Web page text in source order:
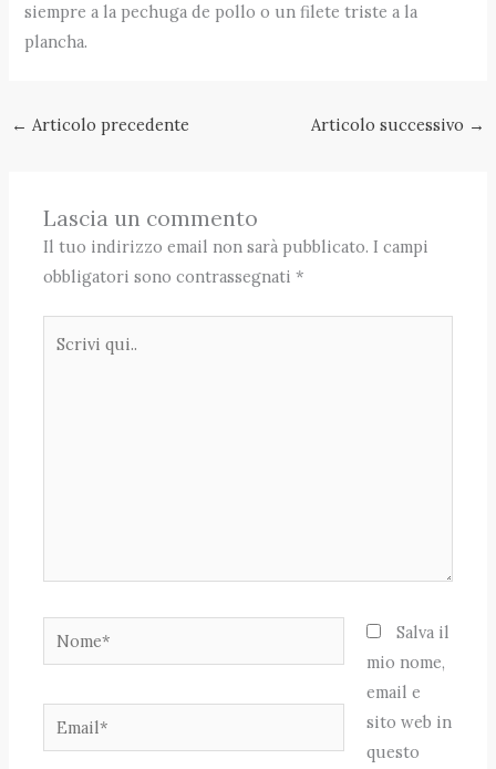
siempre a la pechuga de pollo o un filete triste a la
plancha.
← Articolo precedente Articolo successivo →
Lascia un commento
Il tuo indirizzo email non sarà pubblicato. I campi
obbligatori sono contrassegnati*
Nome*
Email*
Salva il
mio nome,
email e
sito web in
questo